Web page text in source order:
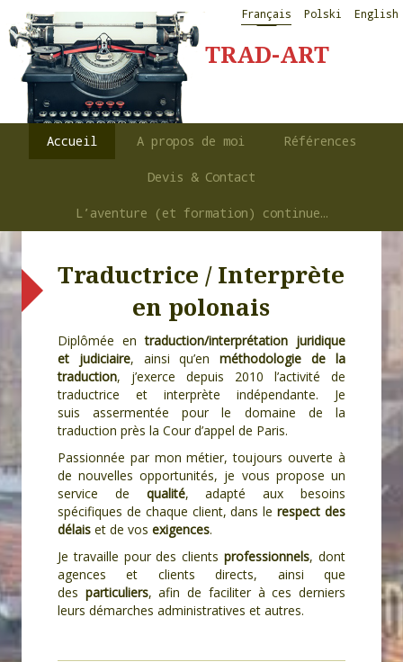
Français Polski English
TRAD-ART
Accueil A propos de moi Références
Devis & Contact
L’aventure (et formation) continue…
Traductrice / Interprète
en polonais
Diplômée entraduction/interprétation juridique
et judiciaire, ainsi qu’enméthodologie de la
traduction, j’exerce depuis 2010 l’activité de
traductrice et interprète indépendante. Je
suis assermentée pour le domaine de la
traduction près la Cour d’appel de Paris.
Passionnée par mon métier, toujours ouverte à
de nouvelles opportunités, je vous propose un
service de qualité, adapté aux besoins
spécifiques de chaque client, dans lerespect des
délaiset de vos exigences.
Je travaille pour des clients professionnels, dont
agences et clients directs, ainsi que
des particuliers, afin de faciliter à ces derniers
leurs démarches administratives et autres.